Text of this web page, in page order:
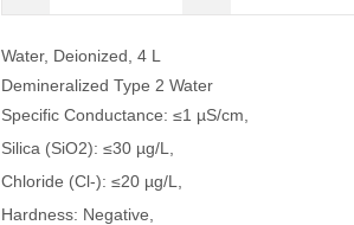
Water, Deionized, 4 L
Demineralized Type 2 Water
Specific Conductance: ≤1 µS/cm,
Silica (SiO2): ≤30 µg/L,
Chloride (Cl-): ≤20 µg/L,
Hardness: Negative,